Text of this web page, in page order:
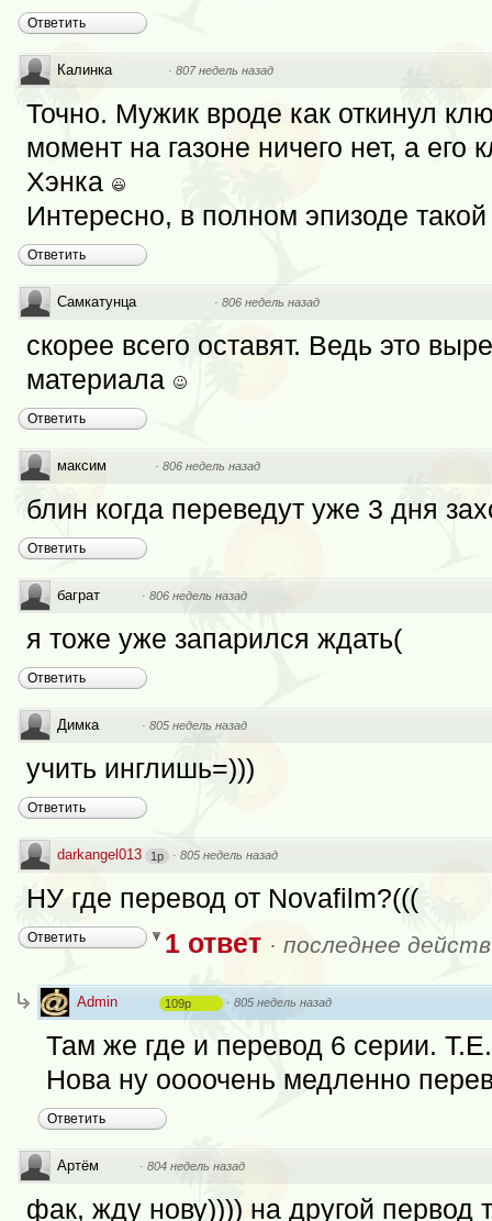
Ответить
Калинка · 807 недель назад
Точно. Мужик вроде как откинул
момент на газоне ничего нет, а его
Хэнка
Интересно, в полном эпизоде такой
Ответить
Самкатунца · 806 недель назад
скорее всего оставят. Ведь это
материала
Ответить
максим · 806 недель назад
блин когда переведут уже 3 дня
Ответить
баграт · 806 недель назад
я тоже уже запарился ждать(
Ответить
Димка · 805 недель назад
учить инглишь=)))
Ответить
darkangel013 1p · 805 недель назад
НУ где перевод от Novafilm?(((
Ответить 1 ответ · последнее
Admin 109p · 805 недель назад
Там же где и перевод 6 серии.
Нова ну оооочень медленно
Ответить
Артём · 804 недель назад
фак, жду нову)))) на другой первод